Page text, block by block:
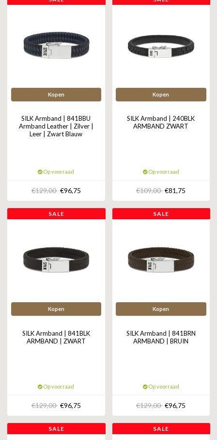
Kopen
SILK Armband | 841BBU
Armband Leather | Zilver |
Leer | Zwart Blauw
Op voorraad
€129,00 €96,75
Kopen
SILK Armband | 240BLK
ARMBAND ZWART
Op voorraad
€109,00 €81,75
SALE
Kopen
SILK Armband | 841BLK
ARMBAND | ZWART
Op voorraad
€129,00 €96,75
SALE
Kopen
SILK Armband | 841BRN
ARMBAND | BRUIN
Op voorraad
€129,00 €96,75
SALE SALE